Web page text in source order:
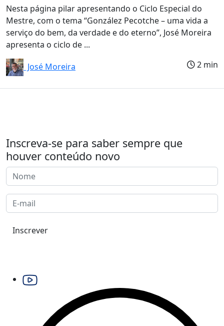
Nesta página pilar apresentando o Ciclo Especial do
Mestre, com o tema “González Pecotche – uma vida a
serviço do bem, da verdade e do eterno”, José Moreira
apresenta o ciclo de ...
José Moreira
2 min
Inscreva-se para saber sempre que
houver conteúdo novo
Inscrever